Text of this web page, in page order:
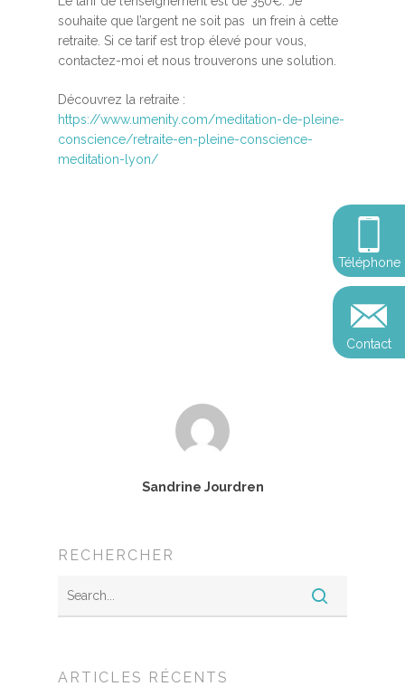
souhaite que l’argent ne soit pas un frein à cette
retraite. Si ce tarif est trop élevé pour vous,
contactez-moi et nous trouverons une solution.
Découvrez la retraite :
https://www.umenity.com/meditation-de-pleine-
conscience/retraite-en-pleine-conscience-
meditation-lyon/
Sandrine Jourdren
RECHERCHER
ARTICLES RÉCENTS
Téléphone
Contact
Méditation
MBSR
Méditation pleine
Devenir praticien en
de pleine conscience
Thérapie :
Somatic Expériencing
Révelez votre
Conférences
personnel
Révelez votre
votre impact
Reconversion et
professionnelle
et découvrir